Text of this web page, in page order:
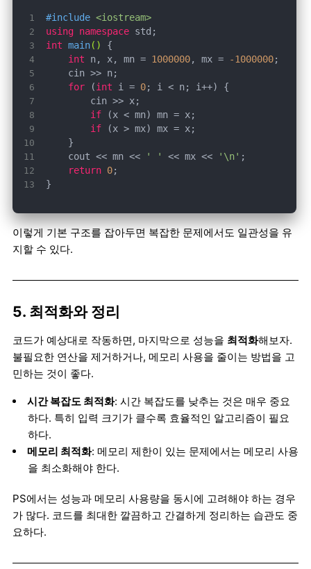
#include <iostream>
using namespace
int main()
int n, x, mn = 1000000, mx = -1000000
for (int i = 0
if
if
    cout << mn <<
' ' << mx << '\n'
return 0
}
이렇게 기본 구조를 잡아두면 복잡한 문제에서도 일관성을 유
지할 수 있다.
5. 최적화와 정리
코드가 예상대로 작동하면, 마지막으로 성능을 최적화해보자.
불필요한 연산을 제거하거나, 메모리 사용을 줄이는 방법을 고
민하는 것이 좋다.
시간 복잡도 최적화: 시간 복잡도를 낮추는 것은 매우 중요
하다. 특히 입력 크기가 클수록 효율적인 알고리즘이 필요
하다.
메모리 최적화: 메모리 제한이 있는 문제에서는 메모리 사용
을 최소화해야 한다.
PS에서는 성능과 메모리 사용량을 동시에 고려해야 하는 경우
가 많다. 코드를 최대한 깔끔하고 간결하게 정리하는 습관도 중
요하다.